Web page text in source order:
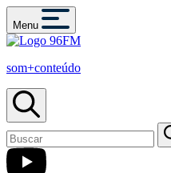
Menu
som+conteúdo